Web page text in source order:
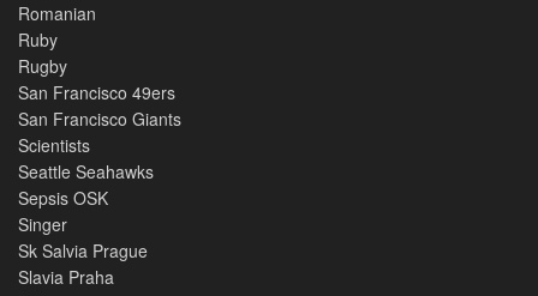
Romanian
Ruby
Rugby
San Francisco 49ers
San Francisco Giants
Scientists
Seattle Seahawks
Sepsis OSK
Singer
Sk Salvia Prague
Slavia Praha